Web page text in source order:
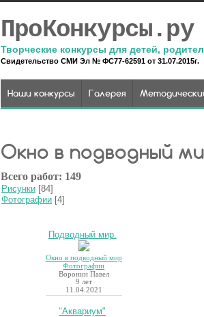
ПроКонкурсы.ру
Творческие конкурсы для детей,
Свидетельство СМИ Эл № ФС77-62591 от 31.07.2015г.
Наши конкурсы Галерея
Окно в подводный
Всего работ: 149
Рисунки [84]
Фотографии [4]
Подводный мир.
Окно в подводный мир
Фотографии
Воронин Павел
9 лет
11.04.2021
"Аквариум"